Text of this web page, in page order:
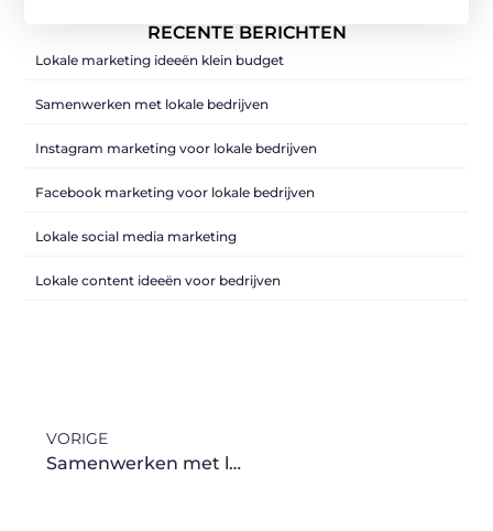
RECENTE BERICHTEN
Lokale marketing ideeën klein budget
Samenwerken met lokale bedrijven
Instagram marketing voor lokale bedrijven
Facebook marketing voor lokale bedrijven
Lokale social media marketing
Lokale content ideeën voor bedrijven
VORIGE
Samenwerken met lokale bedrijven